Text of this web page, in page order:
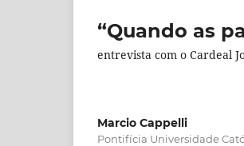
“Quando as
entrevista com o Cardeal
Marcio Cappelli
Pontifícia Universidade